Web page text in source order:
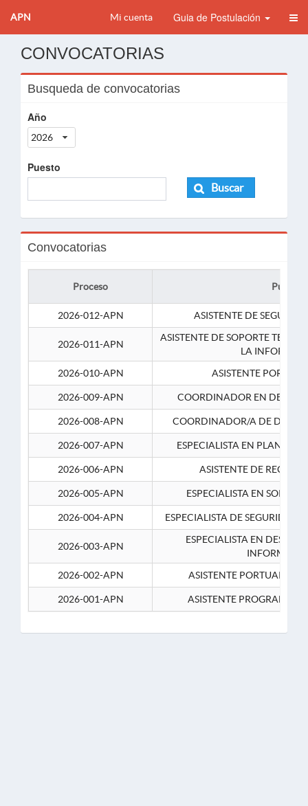
APN Mi cuenta Guia de Postulación
CONVOCATORIAS
Busqueda de convocatorias
Año
2026
Puesto
Buscar
Convocatorias
Proceso Puesto
2026-012-APN ASISTENTE DE
2026-011-APN
ASISTENTE DE SOPORTE
LA
2026-010-APN
ASISTENTE
2026-009-APN COORDINADOR EN
2026-008-APN COORDINADOR/A DE
2026-007-APN ESPECIALISTA EN
2026-006-APN ASISTENTE DE
2026-005-APN ESPECIALISTA EN
2026-004-APN ESPECIALISTA DE SEGURIDAD
2026-003-APN
ESPECIALISTA EN
2026-002-APN
ASISTENTE PORTUARIO 2-
2026-001-APN ASISTENTE